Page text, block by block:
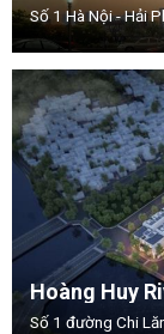
Số 1 Hà Nội - Hải
Hoàng Huy
Số 1 đường Chi